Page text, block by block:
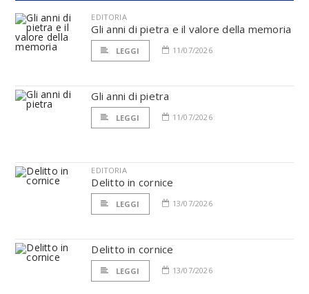
EDITORIA
Gli anni di pietra e il valore della memoria
LEGGI 11/07/2026
Gli anni di pietra
LEGGI 11/07/2026
EDITORIA
Delitto in cornice
LEGGI 13/07/2026
Delitto in cornice
LEGGI 13/07/2026